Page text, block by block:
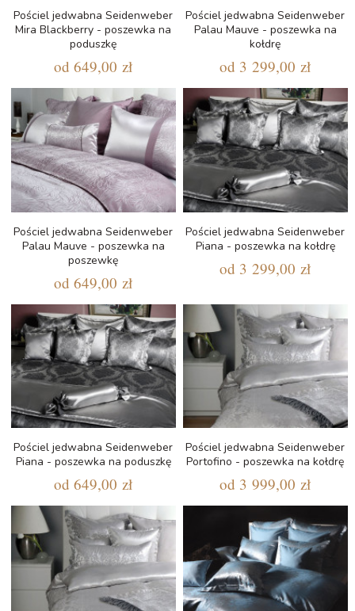
Pościel jedwabna Seidenweber
Mira Blackberry - poszewka na
poduszkę
od 649,00 zł
Pościel jedwabna Seidenweber
Palau Mauve - poszewka na
kołdrę
od 3 299,00 zł
Pościel jedwabna Seidenweber
Palau Mauve - poszewka na
poszewkę
od 649,00 zł
Pościel jedwabna Seidenweber
Piana - poszewka na kołdrę
od 3 299,00 zł
Pościel jedwabna Seidenweber
Piana - poszewka na poduszkę
od 649,00 zł
Pościel jedwabna Seidenweber
Portofino - poszewka na kołdrę
od 3 999,00 zł